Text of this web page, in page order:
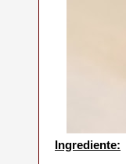
Ingrediente: